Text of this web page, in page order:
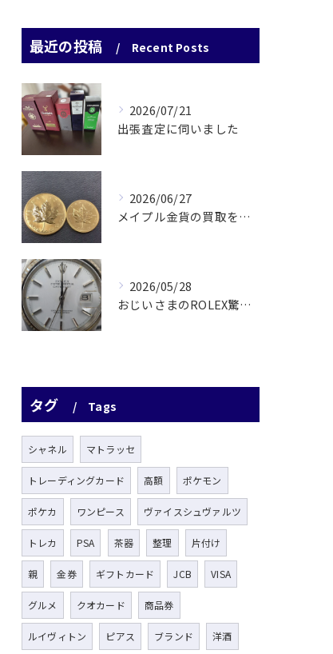
最近の投稿 Recent Posts
2026/07/21
出張査定に伺いました
2026/06/27
メイプル金貨の買取をさせていただきました
2026/05/28
おじいさまのROLEX驚愕査定！
タグ Tags
シャネル マトラッセ
トレーディングカード 高額 ポケモン
ポケカ ワンピース ヴァイスシュヴァルツ
トレカ PSA 茶器 整理 片付け
親 金券 ギフトカード JCB VISA
グルメ クオカード 商品券
ルイヴィトン ピアス ブランド 洋酒